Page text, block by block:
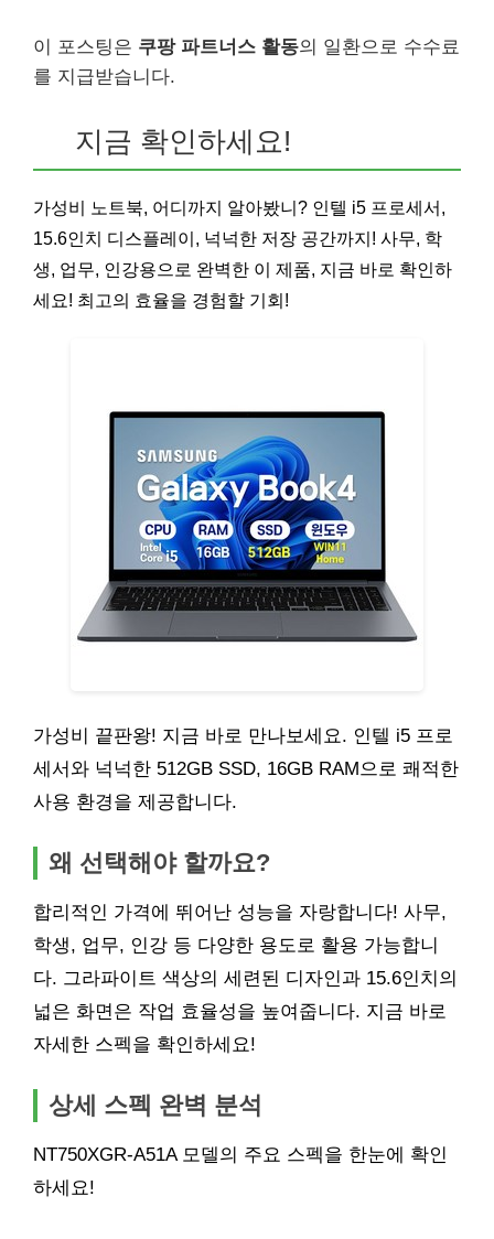
이 포스팅은 쿠팡 파트너스 활동의 일환으로 수수료
를 지급받습니다.
지금 확인하세요!
가성비 노트북, 어디까지 알아봤니? 인텔 i5 프로세서,
15.6인치 디스플레이, 넉넉한 저장 공간까지! 사무, 학
생, 업무, 인강용으로 완벽한 이 제품, 지금 바로 확인하
세요! 최고의 효율을 경험할 기회!
가성비 끝판왕! 지금 바로 만나보세요. 인텔 i5 프로
세서와 넉넉한 512GB SSD, 16GB RAM으로 쾌적한
사용 환경을 제공합니다.
왜 선택해야 할까요?
합리적인 가격에 뛰어난 성능을 자랑합니다! 사무,
학생, 업무, 인강 등 다양한 용도로 활용 가능합니
다. 그라파이트 색상의 세련된 디자인과 15.6인치의
넓은 화면은 작업 효율성을 높여줍니다. 지금 바로
자세한 스펙을 확인하세요!
상세 스펙 완벽 분석
NT750XGR-A51A 모델의 주요 스펙을 한눈에 확인
하세요!